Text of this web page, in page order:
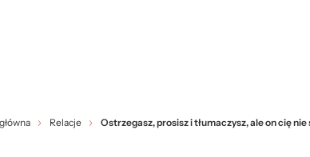
Relacje Ostrzegasz, prosisz i tłumaczysz, ale on cię